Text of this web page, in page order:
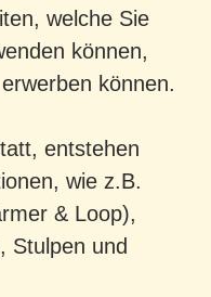
welche Sie
können,
können.
entstehen
wie z.B.
& Loop),
Stulpen und